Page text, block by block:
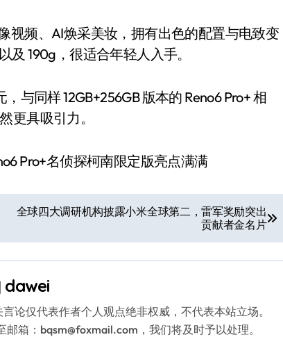
视频、AI焕采美妆，拥有出色的配置与电致变
190g，很适合年轻人入手。
与同样 12GB+256GB 版本的 Reno6 Pro+ 相
更具吸引力。
全球四大调研机构披露小米全球第二，雷军奖励突出
贡献者金名片
dawei
论仅代表作者个人观点绝非权威，不代表本站立场。
箱：bqsm@foxmail.com，我们将及时予以处理。